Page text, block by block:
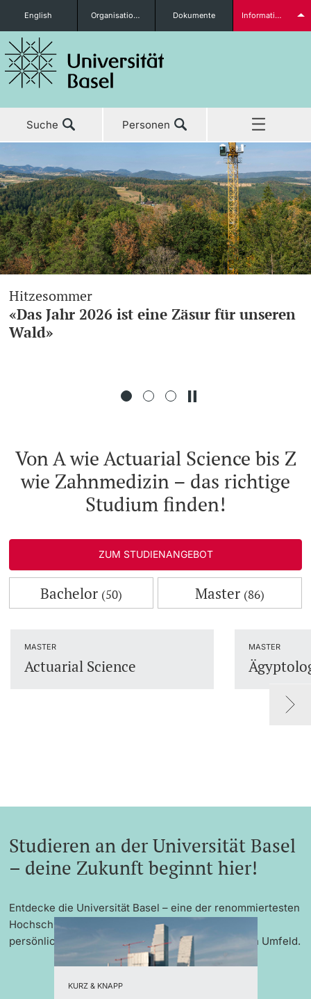
Studieninteressierte
weitere Informationen
Studierende
Fördernde & Alumni
English Organisationseinheiten Dokumente Informationen für...
Suche Personen
Aktuell
Studium
Forschung
Lehre
Weiterbildung
Hitzesommer
«Das Jahr 2026 ist eine Zäsur für unseren
Wald»
Von A wie Actuarial Science bis Z
wie Zahnmedizin – das richtige
Studium finden!
ZUM STUDIENANGEBOT
Bachelor (50) Master (86)
MASTER
Actuarial Science
MASTER
Studieren an der Universität Basel
– deine Zukunft beginnt hier!
Entdecke die Universität Basel – eine der renommiertesten
Hochschulen Europas mit exzellenter Forschung,
persönlicher Betreuung und einem internationalen Umfeld.
KURZ & KNAPP